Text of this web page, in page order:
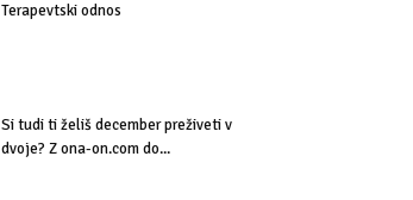
Terapevtski odnos
Si tudi ti želiš december preživeti v
dvoje? Z ona-on.com do...